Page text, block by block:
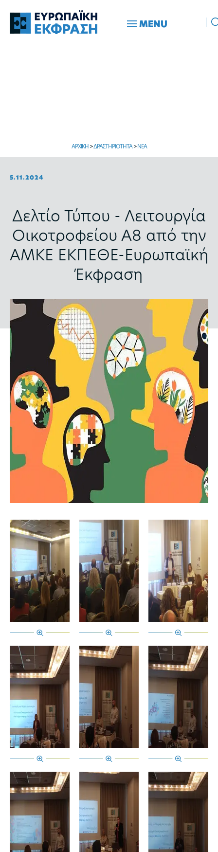
MENU
ΑΡΧΙΚΗ>ΔΡΑΣΤΗΡΙΟΤΗΤΑ>ΝΕΑ
5.11.2024
Δελτίο Τύπου - Λειτουργία
Οικοτροφείου Α8 από την
ΑΜΚΕ ΕΚΠΕΘΕ-Ευρωπαϊκή
Έκφραση